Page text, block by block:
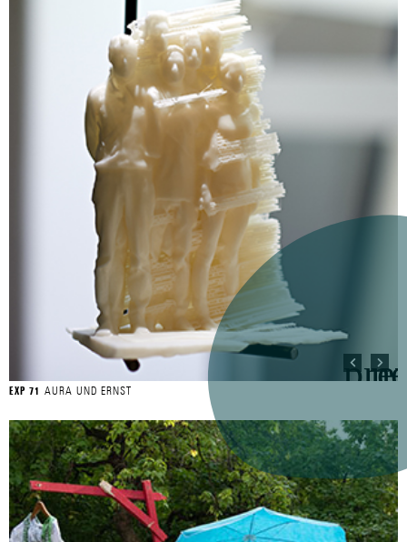
EXP 71 AURA UND ERNST